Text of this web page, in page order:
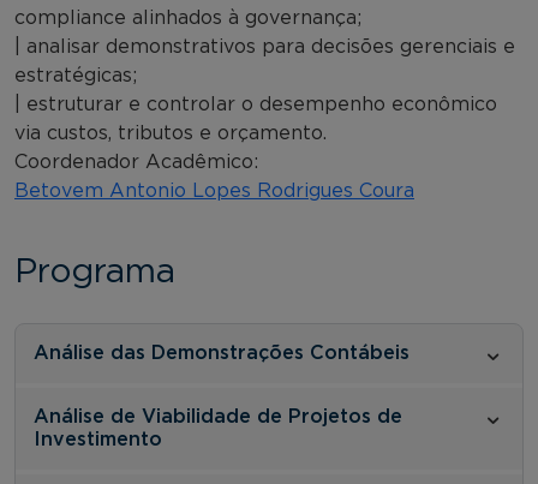
compliance alinhados à governança;
| analisar demonstrativos para decisões gerenciais e
estratégicas;
| estruturar e controlar o desempenho econômico
via custos, tributos e orçamento.
Coordenador Acadêmico:
Betovem Antonio Lopes Rodrigues Coura
Programa
Análise das Demonstrações Contábeis
Análise de Viabilidade de Projetos de
Investimento